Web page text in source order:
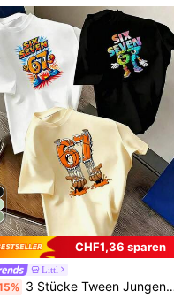
CHF1,36 sparen
Littl
3 Stücke Tween Jungen "SIX SEVEN" 67 Nummer Grafik Muster T-Shirts, Cartoon Pixel & Basketball Tropfen Design Casual Kurzarm Rundhals Oberteile, Kindermode Sommer geeignet für Tween Jungen